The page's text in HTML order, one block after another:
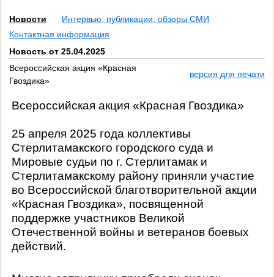
Новости
Интервью, публикации, обзоры СМИ
Контактная информация
Новость от 25.04.2025
Всероссийская акция «Красная
Гвоздика»
версия для печати
Всероссийская акция «Красная Гвоздика»
25 апреля 2025 года коллективы
Стерлитамакского городского суда и
Мировые судьи по г. Стерлитамак и
Стерлитамакскому району приняли участие
во Всероссийской благотворительной акции
«Красная Гвоздика», посвященной
поддержке участников Великой
Отечественной войны и ветеранов боевых
действий.